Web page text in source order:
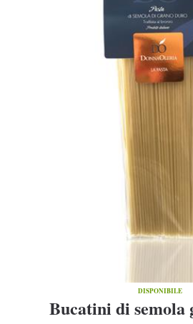
DISPONIBILE
Bucatini di semola